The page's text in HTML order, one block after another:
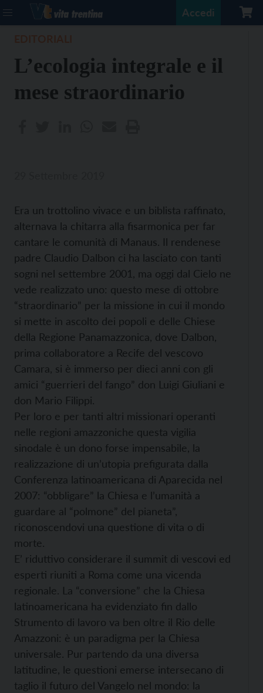
Accedi
L’ecologia integrale e il
mese straordinario
Era un trottolino vivace e un biblista raffinato,
alternava la chitarra alla fisarmonica per far
cantare le comunità di Manaus. Il rendenese
padre Claudio Dalbon ci ha lasciato con tanti
sogni nel settembre 2001, ma oggi dal Cielo ne
vede realizzato uno: questo mese di ottobre
“straordinario” per la missione in cui il mondo
si mette in ascolto dei popoli e delle Chiese
della Regione Panamazzonica, dove Dalbon,
prima collaboratore a Recife del vescovo
Camara, si è immerso per dieci anni con gli
amici “guerrieri del fango” don Luigi Giuliani e
don Mario Filippi.
Per loro e per tanti altri missionari operanti
nelle regioni amazzoniche questa vigilia
sinodale è un dono forse impensabile, la
realizzazione di un’utopia prefigurata dalla
Conferenza latinoamericana di Aparecida nel
2007: “obbligare” la Chiesa e l’umanità a
guardare al “polmone” del pianeta”,
riconoscendovi una questione di vita o di
morte.
E’ riduttivo considerare il summit di vescovi ed
esperti riuniti a Roma come una vicenda
regionale. La “conversione” che la Chiesa
latinoamericana ha evidenziato fin dallo
Strumento di lavoro va ben oltre il Rio delle
Amazzoni: è un paradigma per la Chiesa
universale. Pur partendo da una diversa
latitudine, le questioni emerse intersecano di
taglio il futuro del Vangelo nel mondo: la